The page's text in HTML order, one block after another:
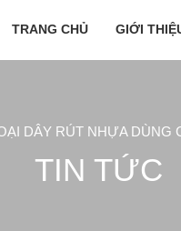
TRANG CHỦ GIỚI
DÂY RÚT NHỰA DÙNG
TIN TỨC